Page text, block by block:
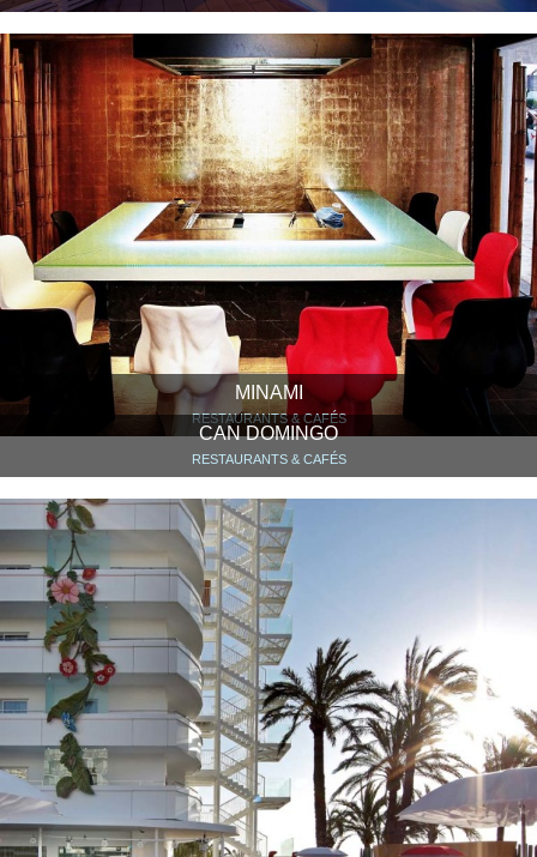
MINAMI
RESTAURANTS & CAFÉS
CAN DOMINGO
RESTAURANTS & CAFÉS